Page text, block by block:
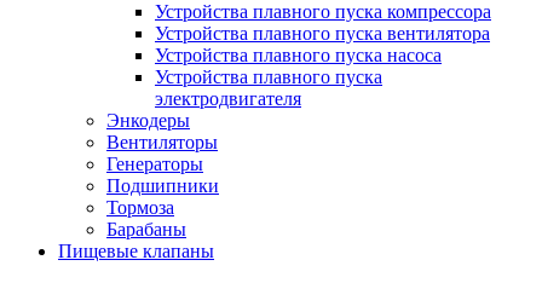
Устройства плавного пуска компрессора
Устройства плавного пуска вентилятора
Устройства плавного пуска насоса
Устройства плавного пуска
электродвигателя
Энкодеры
Вентиляторы
Генераторы
Подшипники
Тормоза
Барабаны
Пищевые клапаны